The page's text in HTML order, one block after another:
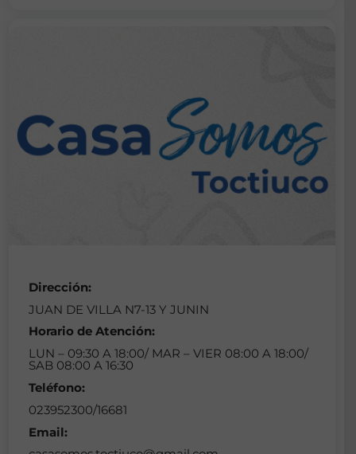
Dirección:
JUAN DE VILLA N7-13 Y JUNIN
Horario de Atención:
LUN – 09:30 A 18:00/ MAR – VIER 08:00 A 18:00/
SAB 08:00 A 16:30
Teléfono:
023952300/16681
Email: